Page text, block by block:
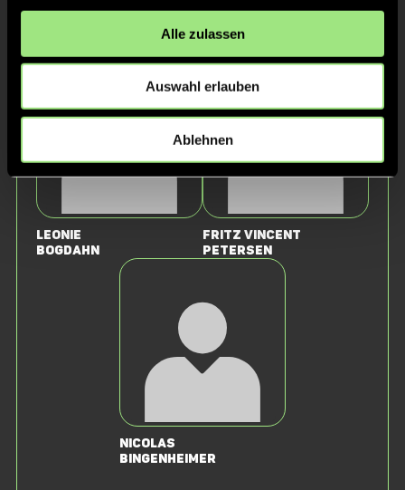
Alle zulassen
Auswahl erlauben
Ablehnen
Marlene
Bogdahn
Leonie
Bogdahn
Fritz Vincent
Petersen
Nicolas
Bingenheimer